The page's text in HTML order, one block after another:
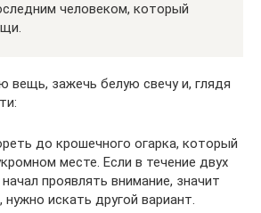
человеком, который
вещь, зажечь белую свечу и, глядя
до крошечного огарка, который
месте. Если в течение двух
проявлять внимание, значит
искать другой вариант.